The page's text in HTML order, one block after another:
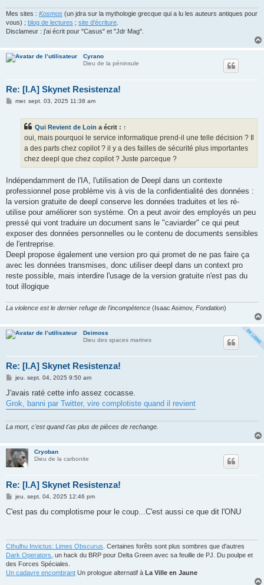
Mes sites : Kosmos (un jdra sur la mythologie grecque qui a lu les auteurs antiques pour
vous) ; blog de lectures ; site d'écriture
Disclameur : j'ai écrit pour "Casus" et "Jdr Mag".
Cyrano
Dieu de la péninsule
Re: [I.A] Skynet Resistenza!
Mmer. sept. 03, 2025 11:38 am
Qui Revient de Loin a écrit : ↑
oui, mais pourquoi le service informatique prend-il une telle décision ? Il
a des parts chez copilot ? il y a des failles de sécurité plus importantes
chez deepl que chez copilot ? Juste parceque ?
Indépendamment de l'IA, l'utilisation de Deepl dans un contexte
professionnel pose problème vis à vis de la confidentialité des données :
la version gratuite de deepl conserve les données traduites et les ré-
utilise pour améliorer son système. On a peut avoir des employés un peu
pressé qui vont traduire un document sans le "caviarder" ce qui peut
exposer des données personnelles ou le contenu de documents sensibles
de l'entreprise.
Deepl propose également une version pro qui promet de ne pas faire ça
avec les données transmises, donc utiliser deepl dans un context pro
reste possible, mais interdire l'usage de la version gratuite n'est pas du
tout illogique
La violence est le dernier refuge de l'incompétence (Isaac Asimov, Fondation)
Deimoss
Dieu des spaces marines
Re: [I.A] Skynet Resistenza!
M
s
a
jeu. sept. 04, 2025 9:50 am
J'avais raté cette info assez cocasse.
Grok, banni par Twitter, vire complotiste quand il revient
La mort, c'est quand t'as plus de pièces de rechange.
Cryoban
Dieu de la carbonite
Re: [I.A] Skynet Resistenza!
M
s
jeu. sept. 04, 2025 12:46 pm
C'est pas du complotisme pour le coup...C'est aussi ce que dit l'ONU
Cthulhu Invictus: Limes Obscurus . Certaines forêts sont plus sombres que d'autres
Dark Operators , un hack du BRP pour Delta Green avec sa feuille de PJ. Du poulpe et
des Forces Spéciales.
Un cadavre encombrant Un prologue alternatif à La Ville en Jaune